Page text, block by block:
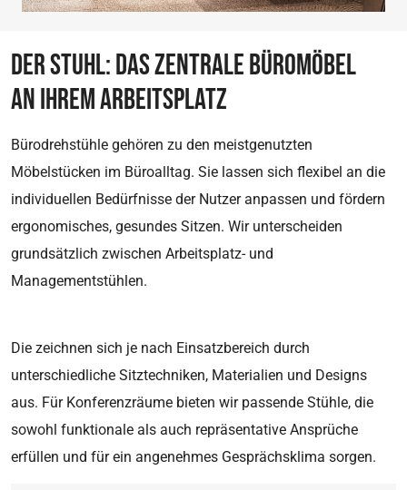
DER STUHL: DAS ZENTRALE BÜROMÖBEL
AN IHREM ARBEITSPLATZ
Bürodrehstühle gehören zu den meistgenutzten
Möbelstücken im Büroalltag. Sie lassen sich flexibel an die
individuellen Bedürfnisse der Nutzer anpassen und fördern
ergonomisches, gesundes Sitzen. Wir unterscheiden
grundsätzlich zwischen Arbeitsplatz- und
Managementstühlen.
Die zeichnen sich je nach Einsatzbereich durch
unterschiedliche Sitztechniken, Materialien und Designs
aus. Für Konferenzräume bieten wir passende Stühle, die
sowohl funktionale als auch repräsentative Ansprüche
erfüllen und für ein angenehmes Gesprächsklima sorgen.
Name:
cookie_consent
sander-buerosysteme.de
Speichert die Cookie-Einstellungen.
Cookie Laufzeit:
1 Jahr
Statistik-Cookies erfassen Informationen anonym.
Diese Informationen helfen uns zu verstehen, wie
unsere Besucher unsere Website nutzen.